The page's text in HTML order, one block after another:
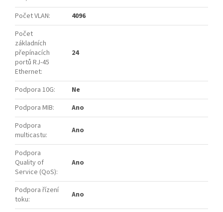
Počet VLAN:
4096
Počet
základních
přepínacích
portů RJ-45
Ethernet:
24
Podpora 10G:
Ne
Podpora MIB:
Ano
Podpora
multicastu: Ano
Podpora
Quality of
Service (QoS):
Ano
Podpora řízení
toku: Ano